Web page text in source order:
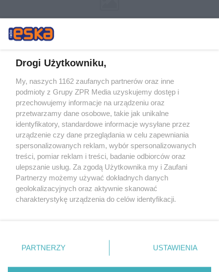
Żaden utwór zamieszczony w serwisie nie może być powielany i
rozpowszechniany lub dalej rozpowszechniany w jakikolwiek sposób (w
tym także elektroniczny lub mechaniczny) na jakimkolwiek polu
eksploatacji w jakiejkolwiek formie, włącznie z umieszczaniem w
Internecie bez pisemnej zgody właściciela praw. Jakiekolwiek użycie lub
wykorzystanie utworów w całości lub w części z naruszeniem prawa,
tzn. bez właściwej zgody, jest zabronione pod groźbą kary i może być
ścigane prawnie.
© 2026 Grupa ZPR Media
Drogi Użytkowniku,
My, naszych 1162 zaufanych partnerów oraz inne
podmioty z Grupy ZPR Media uzyskujemy dostęp i
przechowujemy informacje na urządzeniu oraz
przetwarzamy dane osobowe, takie jak unikalne
identyfikatory, standardowe informacje wysyłane przez
urządzenie czy dane przeglądania w celu zapewniania
spersonalizowanych reklam, wybór spersonalizowanych
treści, pomiar reklam i treści, badanie odbiorców oraz
ulepszanie usług. Za zgodą Użytkownika my i Zaufani
Partnerzy możemy używać dokładnych danych
geolokalizacyjnych oraz aktywnie skanować
charakterystykę urządzenia do celów identyfikacji.
zmienić/wycofać klikając przycisk ustawień prywatności
znajdujący się w lewym dolnym rogu strony
rodzaje przetwarzania danych nie wymagają zgody
PARTNERZY USTAWIENIA